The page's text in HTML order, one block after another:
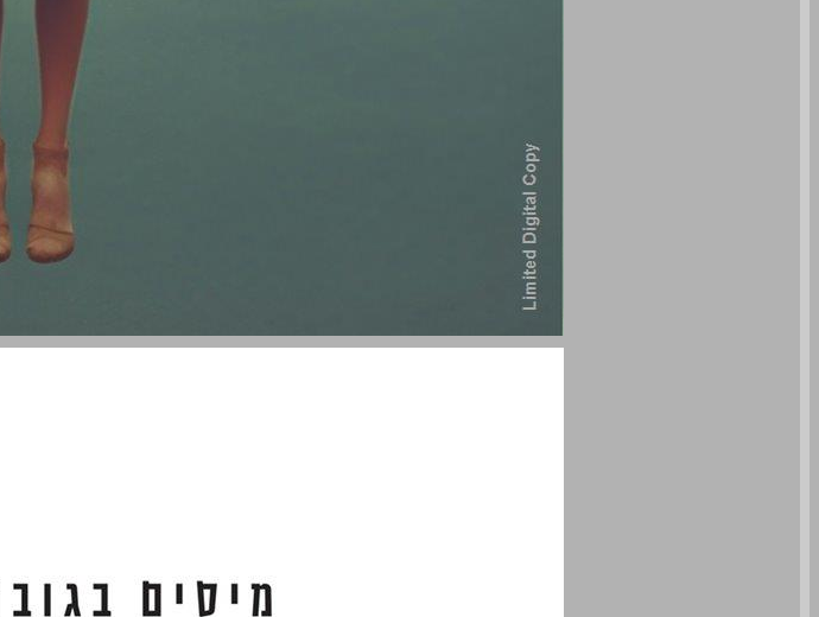
מיסים בגובה העיניים: מושגי יסוד של מיסוי בישראל ... 0